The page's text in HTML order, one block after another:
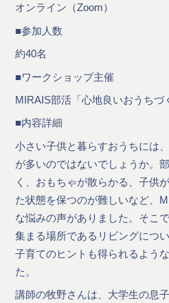
オンライン（Zoom）
■参加人数
約40名
■ワークショップ主催
MIRAIS部活「心地良いおうちづ
■内容詳細
小さい子供と暮らすおうちには
が多いのではないでしょうか。
く、おもちゃが散らかる、子供
た状態を保つのが難しいなど、
な悩みの声がありました。そこ
集まる場所であるリビングにつ
子育てのヒントも得られるよう
た。
講師の牧野さんは、大学生の息